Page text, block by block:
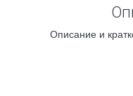
Описание и